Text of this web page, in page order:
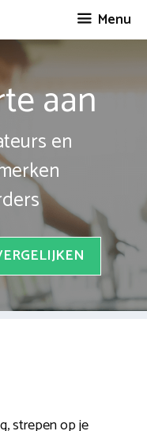
Menu
aan
en
strepen op je